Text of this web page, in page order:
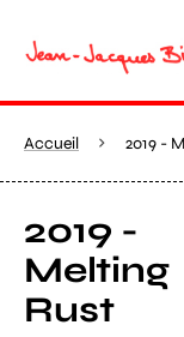
Accueil 2019 -
2019 -
Melting
Rust